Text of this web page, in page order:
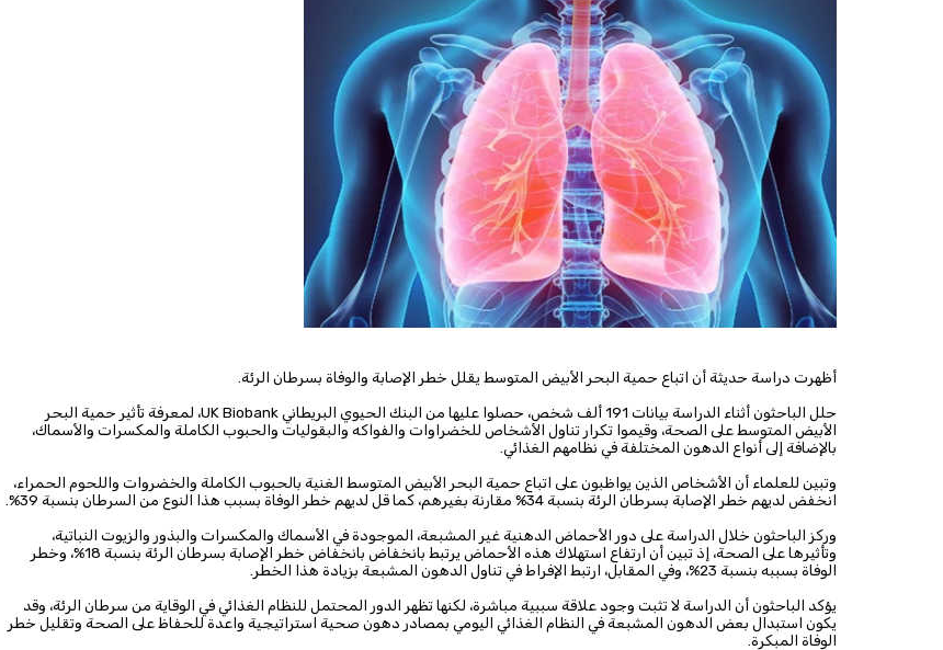
أظهرت دراسة حديثة أن اتباع حمية البحر الأبيض المتوسط يقلل خطر الإصابة والوفاة بسرطان الرئة.
حلل الباحثون أثناء الدراسة بيانات 191 ألف شخص، حصلوا عليها من البنك الحيوي البريطاني UK Biobank، لمعرفة تأثير حمية البحر
الأبيض المتوسط على الصحة، وقيموا تكرار تناول الأشخاص للخضراوات والفواكه والبقوليات والحبوب الكاملة والمكسرات والأسماك،
بالإضافة إلى أنواع الدهون المختلفة في نظامهم الغذائي.
وتبين للعلماء أن الأشخاص الذين يواظبون على اتباع حمية البحر الأبيض المتوسط الغنية بالحبوب الكاملة والخضروات واللحوم الحمراء،
انخفض لديهم خطر الإصابة بسرطان الرئة بنسبة 34% مقارنة بغيرهم، كما قل لديهم خطر الوفاة بسبب هذا النوع من السرطان بنسبة 39%.
وركز الباحثون خلال الدراسة على دور الأحماض الدهنية غير المشبعة، الموجودة في الأسماك والمكسرات والبذور والزيوت النباتية،
وتأثيرها على الصحة، إذ تبين أن ارتفاع استهلاك هذه الأحماض يرتبط بانخفاض بانخفاض خطر الإصابة بسرطان الرئة بنسبة 18%، وخطر
الوفاة بسببه بنسبة 23%، وفي المقابل، ارتبط الإفراط في تناول الدهون المشبعة بزيادة هذا الخطر.
يؤكد الباحثون أن الدراسة لا تثبت وجود علاقة سببية مباشرة، لكنها تظهر الدور المحتمل للنظام الغذائي في الوقاية من سرطان الرئة، وقد
يكون استبدال بعض الدهون المشبعة في النظام الغذائي اليومي بمصادر دهون صحية استراتيجية واعدة للحفاظ على الصحة وتقليل خطر
الوفاة المبكرة.